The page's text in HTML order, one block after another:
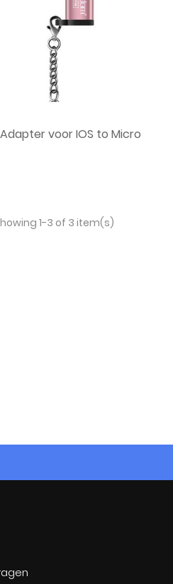
Adapter voor IOS to Micro
1-3 of 3 item(s)